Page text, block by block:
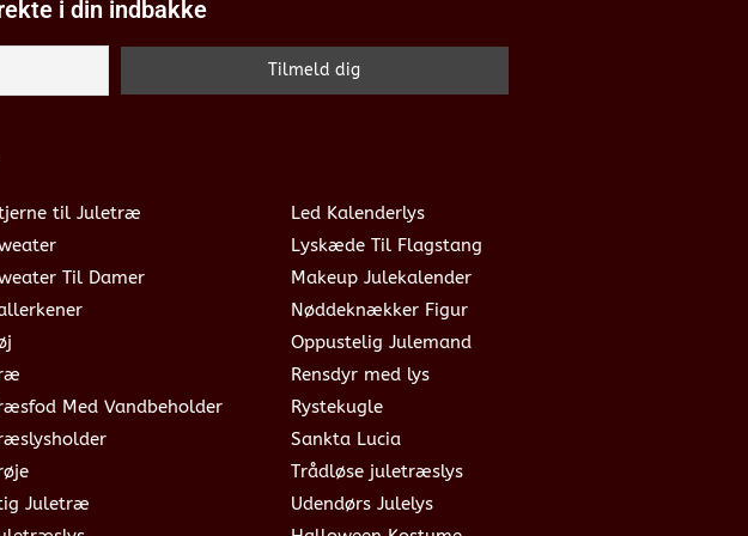
i din indbakke
til Juletræ
Til Damer
Med Vandbeholder
Juletræ
Led Kalenderlys
Lyskæde Til Flagstang
Makeup Julekalender
Nøddeknækker Figur
Oppustelig Julemand
Rensdyr med lys
Rystekugle
Sankta Lucia
Trådløse juletræslys
Udendørs Julelys